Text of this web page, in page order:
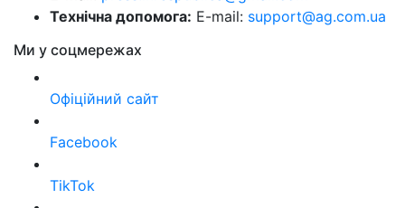
Технічна допомога: E-mail: support@ag.com.ua
Ми у соцмережах
Офіційний сайт
Facebook
TikTok